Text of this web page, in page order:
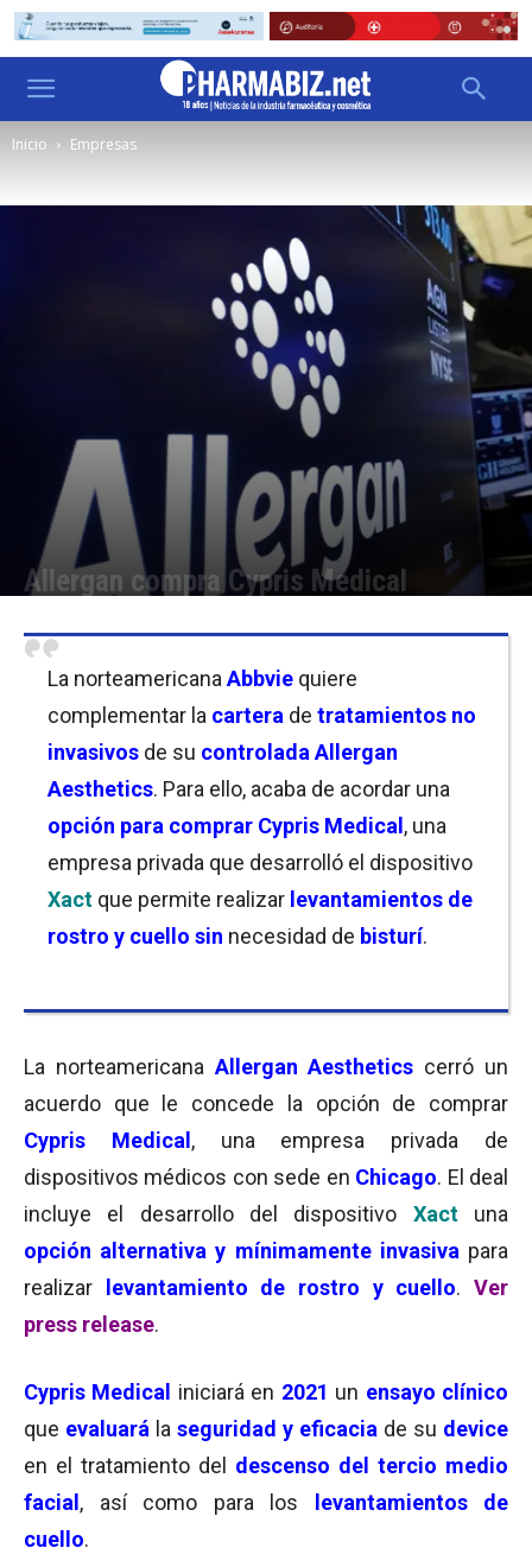
Inicio Empresas
Allergan compra Cypris Medical
La norteamericana Abbvie quiere
complementar la cartera de tratamientos no
invasivos de su controlada Allergan
Aesthetics. Para ello, acaba de acordar una
opción para comprar Cypris Medical , una
empresa privada que desarrolló el dispositivo
Xact que permite realizar levantamientos de
rostro y cuello sin necesidad de bisturí.
La norteamericana Allergan Aesthetics cerró un
acuerdo que le concede la opción de comprar
Cypris Medical , una empresa privada de
dispositivos médicos con sede en Chicago. El deal
incluye el desarrollo del dispositivo Xact una
opción alternativa y mínimamente invasiva para
realizar
levantamiento de rostro y cuello.Ver
press release.
Cypris Medical iniciará en 2021 un ensayo clínico
que evaluará la seguridad y eficacia de su device
en el tratamiento del descenso del tercio medio
facial , así como para los
levantamientos de
cuello.